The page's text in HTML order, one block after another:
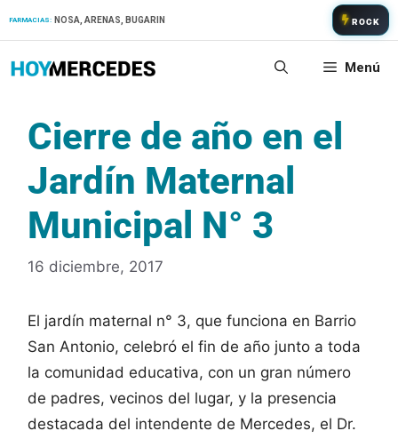
FARMACIAS: NOSA, ARENAS, BUGARIN ROCK
Menú
Cierre de año en el
Jardín Maternal
Municipal N° 3
16 diciembre, 2017
El jardín maternal n° 3, que funciona en Barrio
San Antonio, celebró el fin de año junto a toda
la comunidad educativa, con un gran número
de padres, vecinos del lugar, y la presencia
destacada del intendente de Mercedes, el Dr.